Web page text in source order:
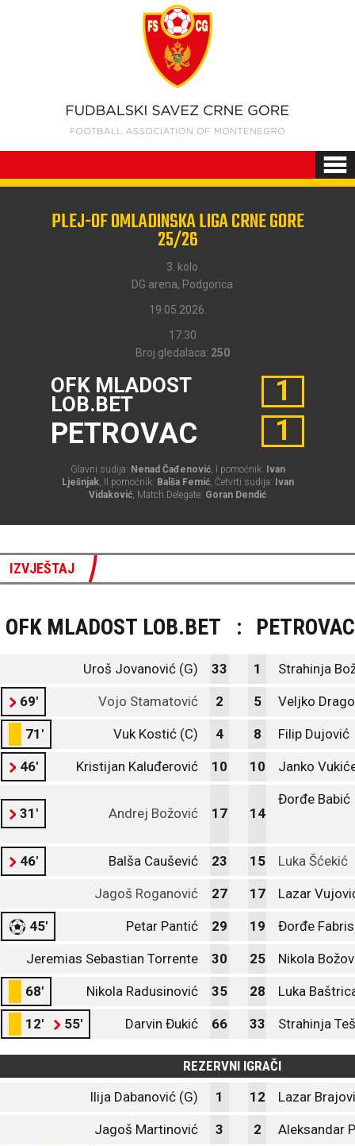
PLEJ-OF OMLADINSKA LIGA CRNE GORE
25/26
3. kolo
DG arena, Podgorica
19.05.2026.
17:30
Broj gledalaca: 250
OFK MLADOST
LOB.BET
PETROVAC
1
1
Glavni sudija: Nenad Čađenović, I pomoćnik: Ivan
Lješnjak, II pomoćnik: Balša Femić, Četvrti sudija: Ivan
Vidaković, Match Delegate: Goran Dendić
IZVJEŠTAJ
OFK MLADOST LOB.BET : PETROVAC
Uroš Jovanović (G) 33 1 Strahinja
69' Vojo Stamatović 2 5 Veljko
71' Vuk Kostić (C) 4 8 Filip Dujović
46' Kristijan Kaluđerović 10 10 Janko
31' Andrej Božović 17 14
Đorđe Babić
46' Balša Caušević 23 15 Luka Šćekić
Jagoš Roganović 27 17 Lazar
45' Petar Pantić 29 19 Đorđe Fabris
Jeremias Sebastian Torrente 30 25 Nikola
68' Nikola Radusinović 35 28 Luka
12' 55' Darvin Đukić 66 33 Strahinja
REZERVNI IGRAČI
Ilija Dabanović (G)
1 12 Lazar
Jagoš Martinović 3 2 Aleksandar